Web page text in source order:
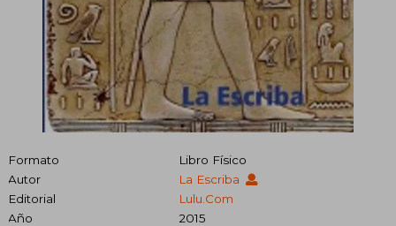
Formato
Libro Físico
Autor
La Escriba
Editorial
Lulu.com
Año
2015